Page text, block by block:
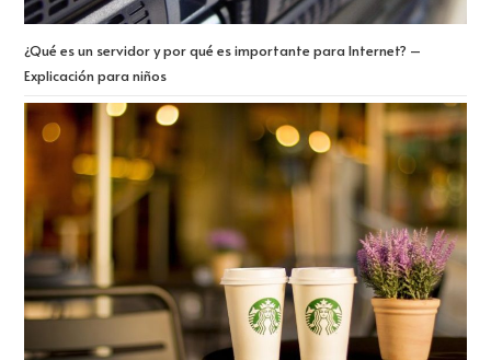
¿Qué es un servidor y por qué es importante para Internet? –
Explicación para niños